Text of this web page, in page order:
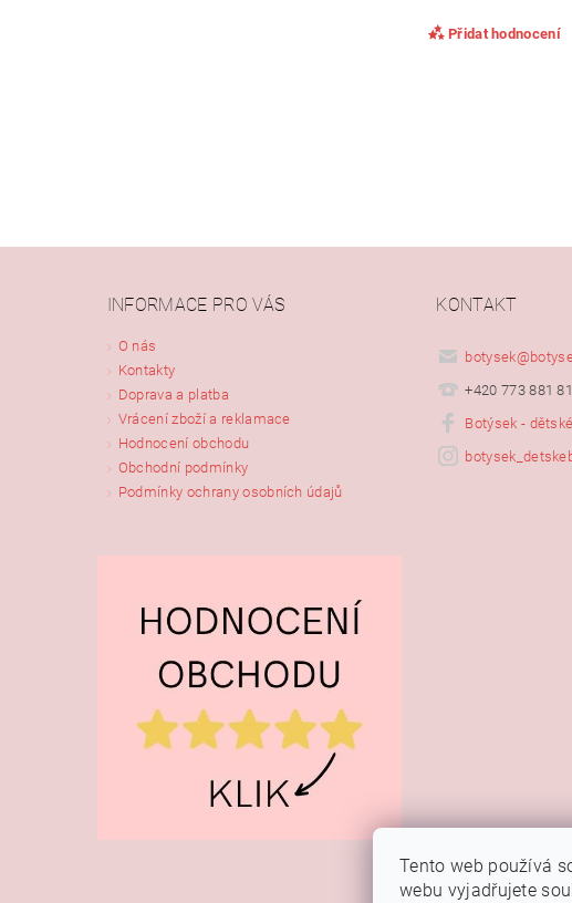
Přidat hodnocení
INFORMACE PRO VÁS
O nás
Kontakty
Doprava a platba
Vrácení zboží a reklamace
Hodnocení obchodu
Obchodní podmínky
Podmínky ochrany osobních údajů
KONTAKT
botysek@
+420 773 881
Botýsek -
Tento web používá
webu vyjadřujete